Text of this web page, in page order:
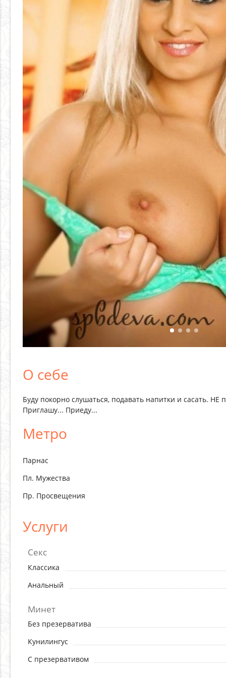
О себе
Буду покорно слушаться, подавать напитки и сасать. НЕ
Приглашу... Приеду...
Метро
Парнас
Пл. Мужества
Пр. Просвещения
Услуги
Секс
Классика
Анальный
Минет
Без презерватива
Кунилингус
С презервативом